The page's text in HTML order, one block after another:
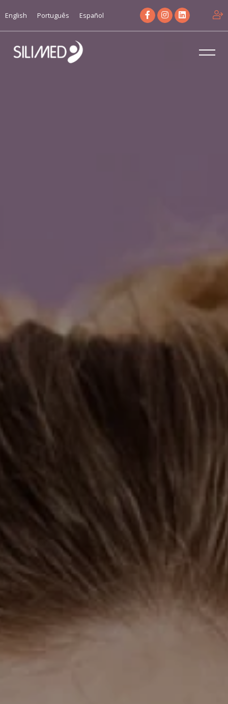
English Português Español